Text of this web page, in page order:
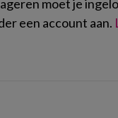
moet je
een account aan.